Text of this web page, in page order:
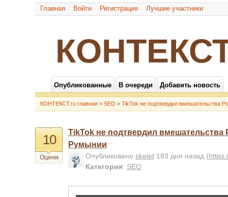
Главная Войти Регистрация Лучшие участники
Опубликованные В очереди Добавить новость
КОНТЕКСТ.ru главная » SEO » TikTok не подтвердил вмешательства
10
Оцени
TikTok не подтвердил
Румынии
Опубликовано skelet 183 дня назад (
Категория: SEO